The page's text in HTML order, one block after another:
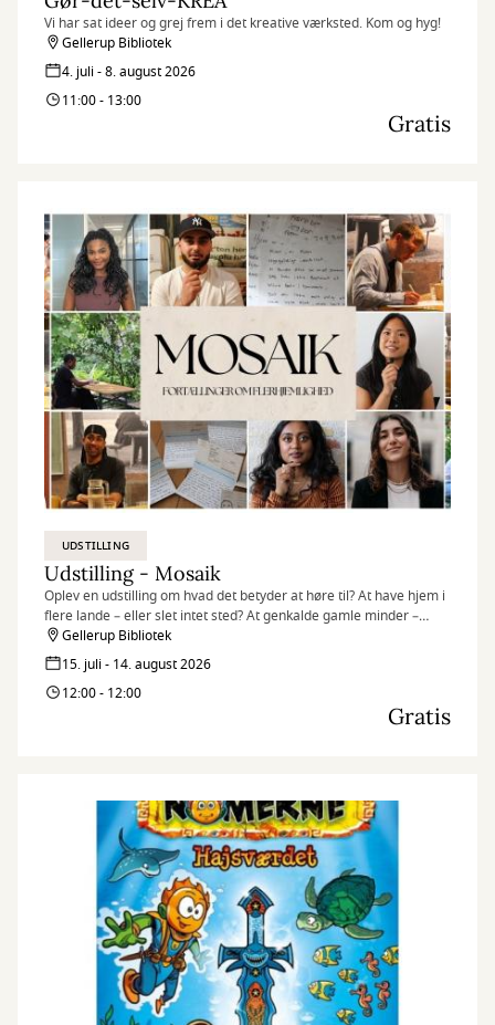
Vi har sat ideer og grej frem i det kreative værksted. Kom og hyg!
Gellerup Bibliotek
4. juli - 8. august 2026
11:00 - 13:00
Gratis
UDSTILLING
Udstilling - Mosaik
Oplev en udstilling om hvad det betyder at høre til? At have hjem i
flere lande – eller slet intet sted? At genkalde gamle minder –
egne som overleverede? At være en del af fællesskabet – og
alligevel stå ud fra mængden?
Gellerup Bibliotek
15. juli - 14. august 2026
12:00 - 12:00
Gratis